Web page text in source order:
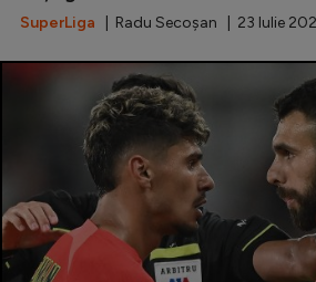
SuperLiga | Radu Secoșan | 23 Iulie